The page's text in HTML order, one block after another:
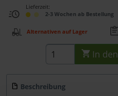
Lieferzeit:
2-3 Wochen ab Bestellung
Alternativen auf Lager
In den
Beschreibung